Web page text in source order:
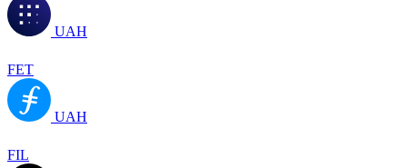
UAH
FET
UAH
FIL